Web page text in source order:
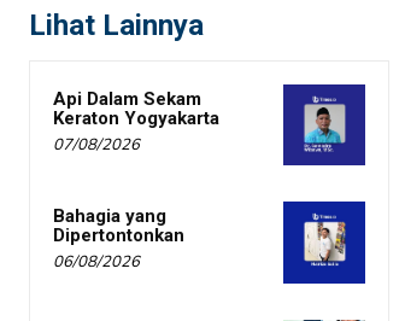
Lihat Lainnya
Api Dalam Sekam
Keraton Yogyakarta
07/08/2026
Bahagia yang
Dipertontonkan
06/08/2026